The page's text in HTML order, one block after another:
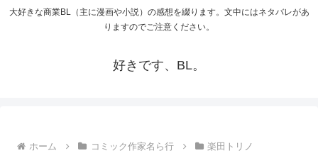
大好きな商業BL（主に漫画や小説）の感想を綴ります。文中にはネタバレがあ
りますのでご注意ください。
好きです、BL。
ホーム コミック作家名ら行 楽田トリノ